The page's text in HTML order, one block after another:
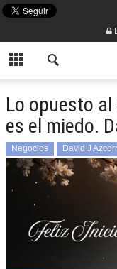
Lo opuesto
es el miedo.
Negocios David J